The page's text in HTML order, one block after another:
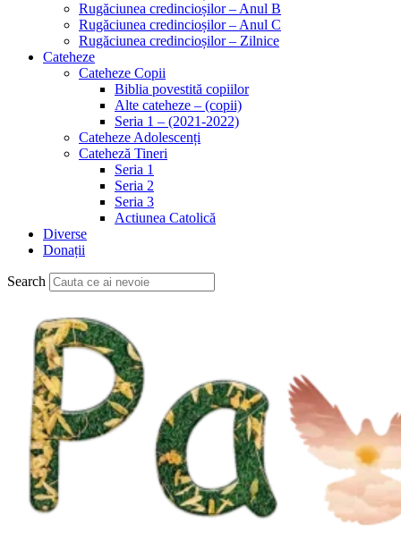
Rugăciunea credincioșilor – Anul B
Rugăciunea credincioșilor – Anul C
Rugăciunea credincioșilor – Zilnice
Cateheze
Cateheze Copii
Biblia povestită copiilor
Alte cateheze – (copii)
Seria 1 – (2021-2022)
Cateheze Adolescenți
Cateheză Tineri
Seria 1
Seria 2
Seria 3
Actiunea Catolică
Diverse
Donații
Search